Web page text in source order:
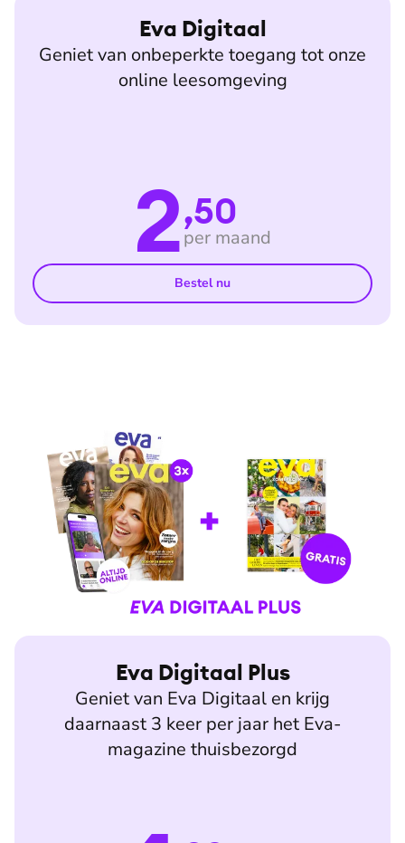
Eva Digitaal
Geniet van onbeperkte toegang tot onze
online leesomgeving
2,50
per maand
Bestel nu
Eva Digitaal Plus
Geniet van Eva Digitaal en krijg
daarnaast 3 keer per jaar het Eva-
magazine thuisbezorgd